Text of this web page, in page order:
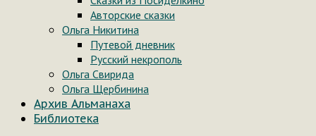
Авторские сказки
Ольга Никитина
Путевой дневник
Русский некрополь
Ольга Свирида
Ольга Щербинина
Архив Альманаха
Библиотека